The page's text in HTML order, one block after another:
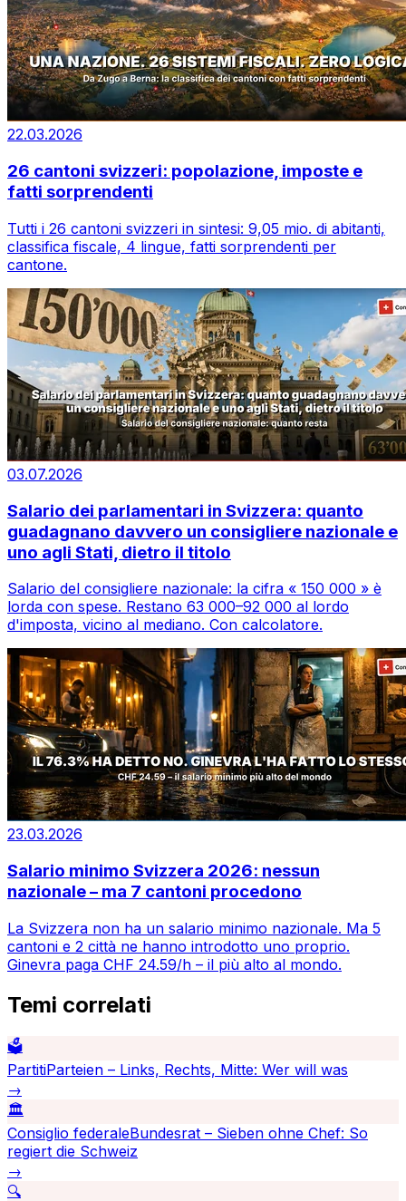
22.03.2026
26 cantoni svizzeri: popolazione, imposte e
fatti sorprendenti
Tutti i 26 cantoni svizzeri in sintesi: 9,05 mio. di abitanti,
classifica fiscale, 4 lingue, fatti sorprendenti per
cantone.
03.07.2026
Salario dei parlamentari in Svizzera: quanto
guadagnano davvero un consigliere nazionale e
uno agli Stati, dietro il titolo
Salario del consigliere nazionale: la cifra « 150 000 » è
lorda con spese. Restano 63 000–92 000 al lordo
d'imposta, vicino al mediano. Con calcolatore.
23.03.2026
Salario minimo Svizzera 2026: nessun
nazionale – ma 7 cantoni procedono
La Svizzera non ha un salario minimo nazionale. Ma 5
cantoni e 2 città ne hanno introdotto uno proprio.
Ginevra paga CHF 24.59/h – il più alto al mondo.
Temi correlati
🗳️
PartitiParteien – Links, Rechts, Mitte: Wer will was
→
🏛️
Consiglio federaleBundesrat – Sieben ohne Chef: So
regiert die Schweiz
→
🔍